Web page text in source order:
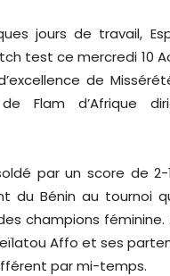
jours de travail,
test ce mercredi 10
de
Flam d’Afrique
par un score de
du Bénin au tournoi
champions
Affo et ses
par mi-temps.